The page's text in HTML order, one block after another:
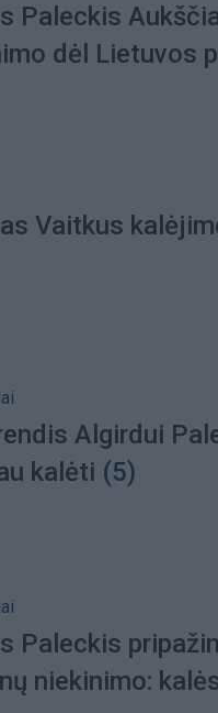
Paleckis
dėl Lietuvos
Vaitkus
Algirdui
kalėti (5)
Paleckis
niekinimo: